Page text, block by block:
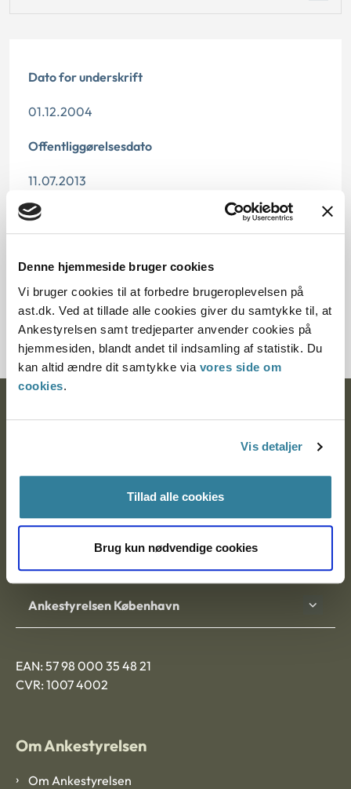
Denne hjemmeside bruger cookies
Vi bruger cookies til at forbedre brugeroplevelsen på
ast.dk. Ved at tillade alle cookies giver du samtykke til, at
Ankestyrelsen samt tredjeparter anvender cookies på
hjemmesiden, blandt andet til indsamling af statistik. Du
kan altid ændre dit samtykke via vores side om
cookies.
Vis detaljer
Tillad alle cookies
Brug kun nødvendige cookies
Dato for underskrift
01.12.2004
Offentliggørelsesdato
11.07.2013
Paragraf
Journalnummer
7000152-04
Ankestyrelsen
Nytorv 7, 2. sal
Ankestyrelsen Aalborg
Ankestyrelsen København
EAN: 57 98 000 35 48 21
CVR: 1007 4002
Om Ankestyrelsen
Om Ankestyrelsen